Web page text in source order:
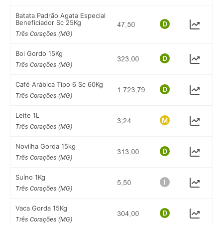
Batata Padrão Agata Especial
Beneficiador Sc 25Kg
Três Corações (MG)
Boi Gordo 15Kg
Três Corações (MG)
Café Arábica Tipo 6 Sc 60Kg
Três Corações (MG)
Leite 1L
Três Corações (MG)
Novilha Gorda 15kg
Três Corações (MG)
Suíno 1Kg
Três Corações (MG)
Vaca Gorda 15Kg
Três Corações (MG)